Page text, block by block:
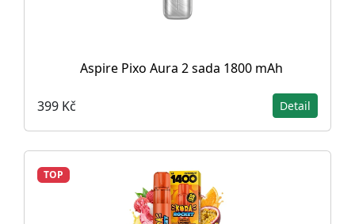
Aspire Pixo Aura 2 sada 1800 mAh
399 Kč Detail
TOP